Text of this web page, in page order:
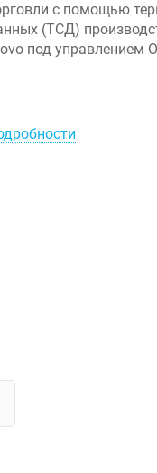
с помощью
(ТСД)
под управлением